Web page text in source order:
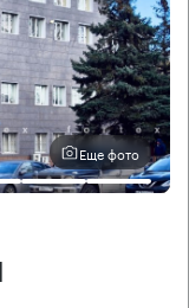
Еще фото